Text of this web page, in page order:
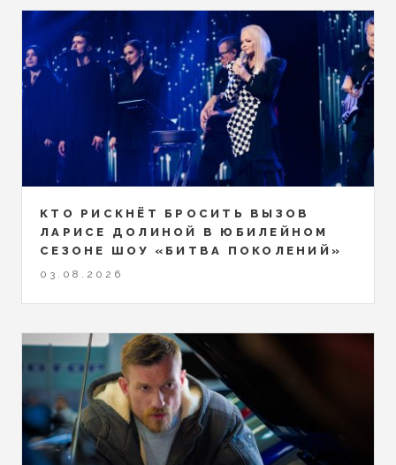
КТО РИСКНЁТ БРОСИТЬ ВЫЗОВ
ЛАРИСЕ ДОЛИНОЙ В ЮБИЛЕЙНОМ
СЕЗОНЕ ШОУ «БИТВА ПОКОЛЕНИЙ»
03.08.2026